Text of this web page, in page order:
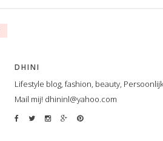
DHINI
Lifestyle blog, fashion, beauty,
Mail mij! dhininl@yahoo.com